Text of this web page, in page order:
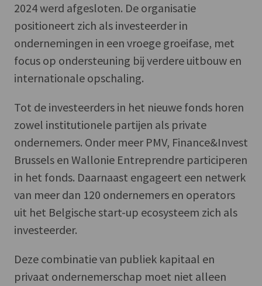
2024 werd afgesloten. De organisatie
positioneert zich als investeerder in
ondernemingen in een vroege groeifase, met
focus op ondersteuning bij verdere uitbouw en
internationale opschaling.
Tot de investeerders in het nieuwe fonds horen
zowel institutionele partijen als private
ondernemers. Onder meer PMV, Finance&Invest
Brussels en Wallonie Entreprendre participeren
in het fonds. Daarnaast engageert een netwerk
van meer dan 120 ondernemers en operators
uit het Belgische start-up ecosysteem zich als
investeerder.
Deze combinatie van publiek kapitaal en
privaat ondernemerschap moet niet alleen